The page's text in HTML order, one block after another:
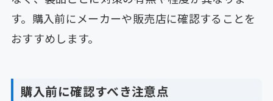
す。購入前にメーカーや販売店に確認することを
おすすめします。
購入前に確認すべき注意点